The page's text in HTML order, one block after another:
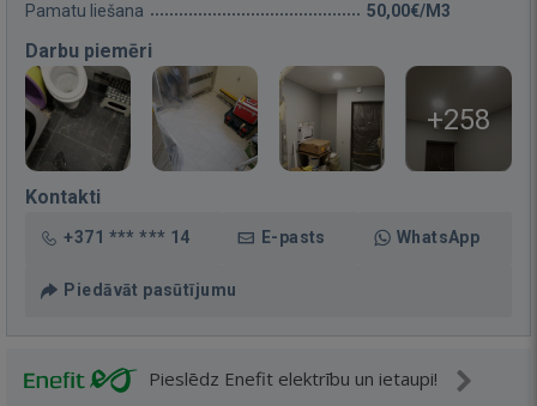
Pamatu liešana 50,00€/M3
Darbu piemēri
+258
Kontakti
+371 *** *** 14 E-pasts WhatsApp
Piedāvāt pasūtījumu
Pieslēdz Enefit elektrību un ietaupi!